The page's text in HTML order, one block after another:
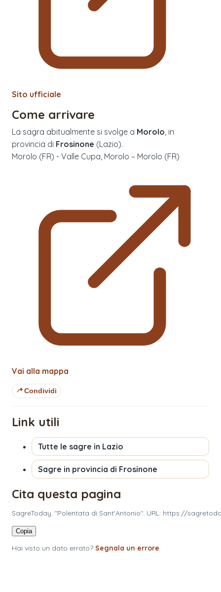
Sito ufficiale
Come arrivare
La sagra abitualmente si svolge a Morolo , in
provincia di Frosinone (Lazio).
Morolo (FR) - Valle Cupa, Morolo – Morolo (FR)
Vai alla mappa
Condividi
Link utili
Tutte le sagre in Lazio
Sagre in provincia di Frosinone
Cita questa pagina
SagreToday. "Polentata di Sant'Antonio". URL: https://
Copia
Hai visto un dato errato? Segnala un errore